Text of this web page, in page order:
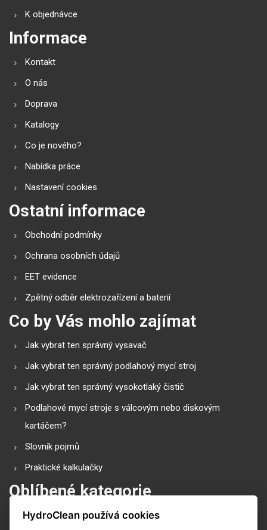
K objednávce
Informace
Kontakt
O nás
Doprava
Katalogy
Co je nového?
Nabídka práce
Nastavení cookies
Ostatní informace
Obchodní podmínky
Ochrana osobních údajů
EET evidence
Zpětný odběr elektrozařízení a baterií
Co by Vás mohlo zajímat
Jak vybrat ten správný vysavač
Jak vybrat ten správný podlahový mycí stroj
Jak vybrat ten správný vysokotlaký čistič
Podlahové mycí stroje s válcovým nebo diskovým
kartáčem?
Slovník pojmů
Praktické kalkulačky
Oblíbené kategorie
Průmyslové vysavače
HydroClean používá cookies